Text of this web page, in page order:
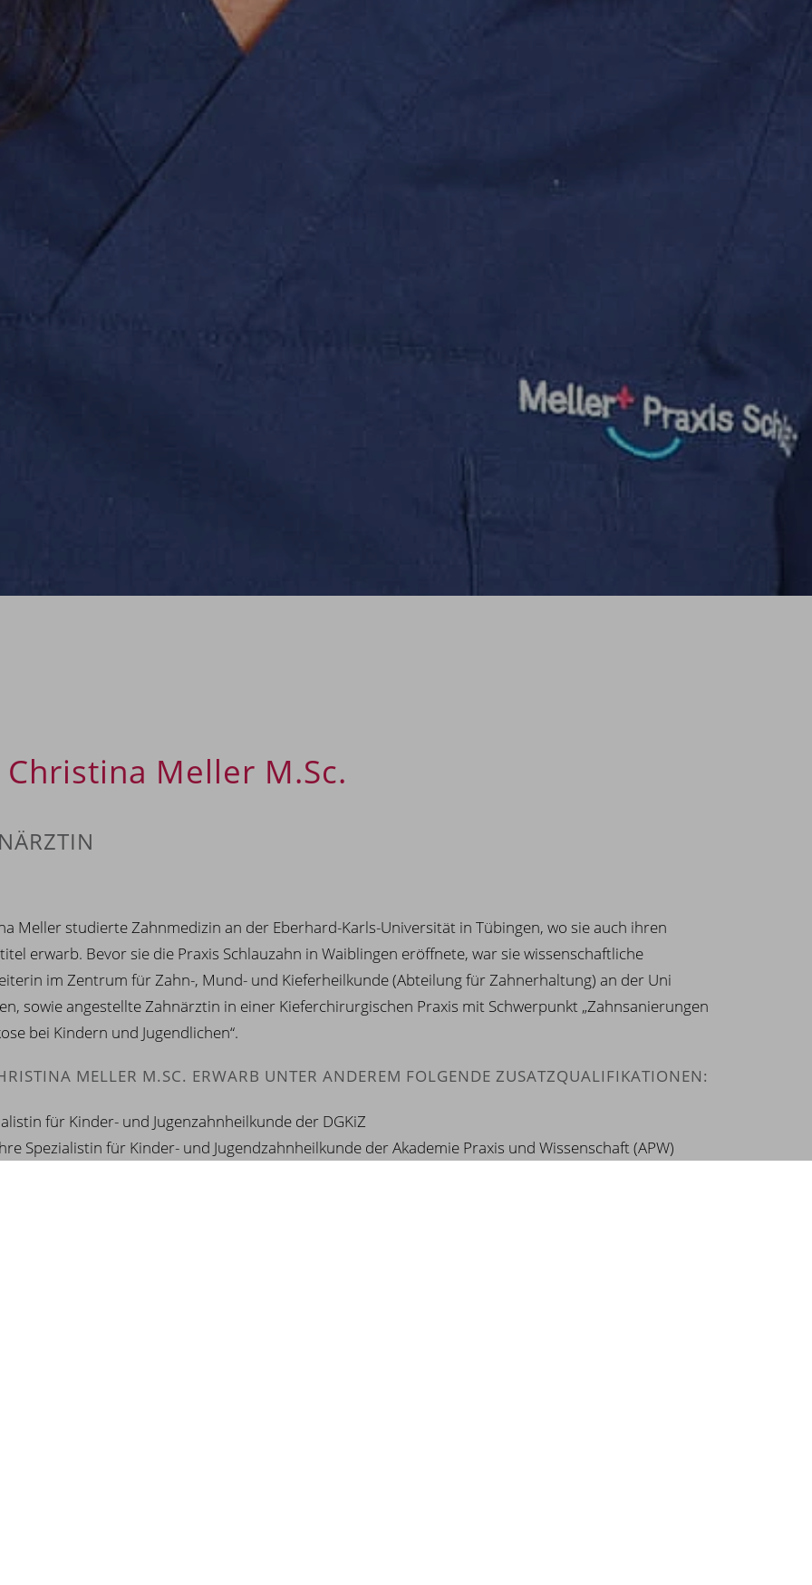
Meller M.Sc.
Meller studierte Zahnmedizin an der Eberhard-Karls-Universität in Tübingen, wo sie auch ihren
erwarb. Bevor sie die Praxis Schlauzahn in Waiblingen eröffnete, war sie wissenschaftliche
im Zentrum für Zahn-, Mund- und Kieferheilkunde (Abteilung für Zahnerhaltung) an der Uni
sowie angestellte Zahnärztin in einer Kieferchirurgischen Praxis mit Schwerpunkt „Zahnsanierungen
bei Kindern und Jugendlichen“.
MELLER M.SC. ERWARB UNTER ANDEREM FOLGENDE ZUSATZQUALIFIKATIONEN:
für Kinder- und Jugenzahnheilkunde der DGKiZ
Spezialistin für Kinder- und Jugendzahnheilkunde der Akademie Praxis und Wissenschaft (APW)